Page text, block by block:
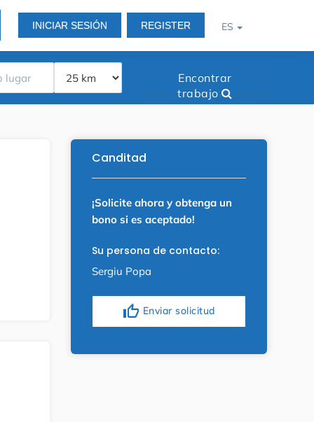
INICIAR SESIÓN REGISTER ES
Encontrar
trabajo
Canditad
¡Solicite ahora y obtenga un
bono si es aceptado!
Su persona de contacto:
Sergiu Popa
thumb_up Enviar solicitud